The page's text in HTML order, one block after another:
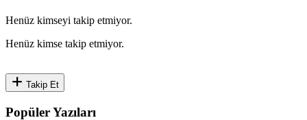
Henüz kimseyi takip etmiyor.
Henüz kimse takip etmiyor.
Takip Et
Popüler Yazıları